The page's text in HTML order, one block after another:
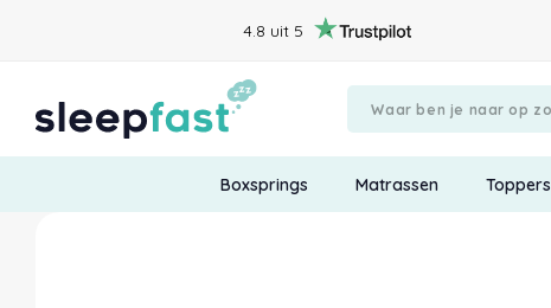
4.8 uit 5
Boxsprings Matrassen Toppers